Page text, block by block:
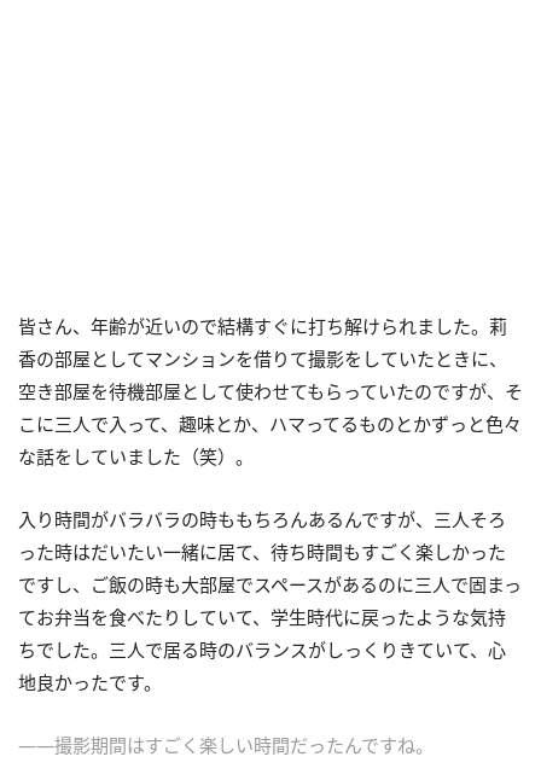
皆さん、年齢が近いので結構すぐに打ち解けられました。莉
香の部屋としてマンションを借りて撮影をしていたときに、
空き部屋を待機部屋として使わせてもらっていたのですが、そ
こに三人で入って、趣味とか、ハマってるものとかずっと色々
な話をしていました（笑）。
入り時間がバラバラの時ももちろんあるんですが、三人そろ
った時はだいたい一緒に居て、待ち時間もすごく楽しかった
ですし、ご飯の時も大部屋でスペースがあるのに三人で固まっ
てお弁当を食べたりしていて、学生時代に戻ったような気持
ちでした。三人で居る時のバランスがしっくりきていて、心
地良かったです。
――撮影期間はすごく楽しい時間だったんですね。